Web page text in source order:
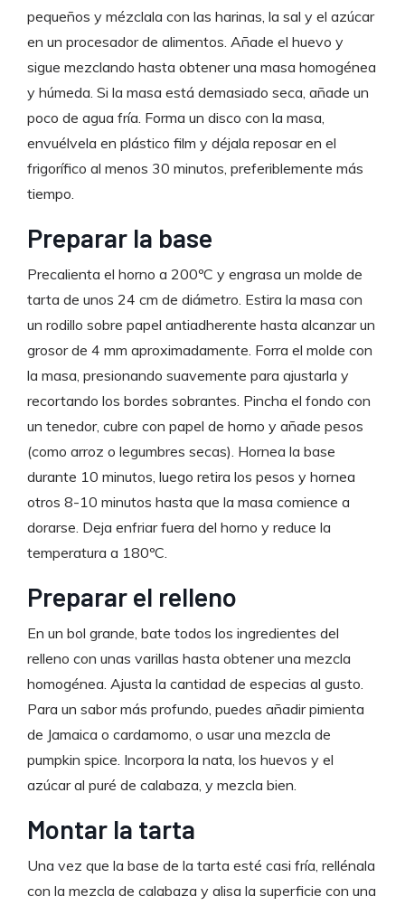
pequeños y mézclala con las harinas, la sal y el azúcar
en un procesador de alimentos. Añade el huevo y
sigue mezclando hasta obtener una masa homogénea
y húmeda. Si la masa está demasiado seca, añade un
poco de agua fría. Forma un disco con la masa,
envuélvela en plástico film y déjala reposar en el
frigorífico al menos 30 minutos, preferiblemente más
tiempo.
Preparar la base
Precalienta el horno a 200ºC y engrasa un molde de
tarta de unos 24 cm de diámetro. Estira la masa con
un rodillo sobre papel antiadherente hasta alcanzar un
grosor de 4 mm aproximadamente. Forra el molde con
la masa, presionando suavemente para ajustarla y
recortando los bordes sobrantes. Pincha el fondo con
un tenedor, cubre con papel de horno y añade pesos
(como arroz o legumbres secas). Hornea la base
durante 10 minutos, luego retira los pesos y hornea
otros 8-10 minutos hasta que la masa comience a
dorarse. Deja enfriar fuera del horno y reduce la
temperatura a 180ºC.
Preparar el relleno
En un bol grande, bate todos los ingredientes del
relleno con unas varillas hasta obtener una mezcla
homogénea. Ajusta la cantidad de especias al gusto.
Para un sabor más profundo, puedes añadir pimienta
de Jamaica o cardamomo, o usar una mezcla de
pumpkin spice. Incorpora la nata, los huevos y el
azúcar al puré de calabaza, y mezcla bien.
Montar la tarta
Una vez que la base de la tarta esté casi fría, rellénala
con la mezcla de calabaza y alisa la superficie con una